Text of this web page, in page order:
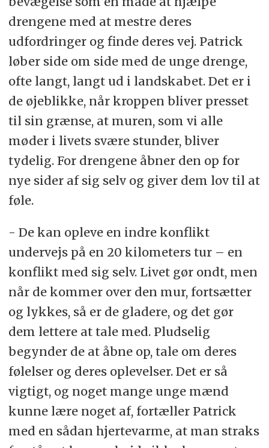
drengene med at mestre deres
udfordringer og finde deres vej. Patrick
løber side om side med de unge drenge,
ofte langt, langt ud i landskabet. Det er i
de øjeblikke, når kroppen bliver presset
til sin grænse, at muren, som vi alle
møder i livets svære stunder, bliver
tydelig. For drengene åbner den op for
nye sider af sig selv og giver dem lov til at
føle.
- De kan opleve en indre konflikt
undervejs på en 20 kilometers tur – en
konflikt med sig selv. Livet gør ondt, men
når de kommer over den mur, fortsætter
og lykkes, så er de gladere, og det gør
dem lettere at tale med. Pludselig
begynder de at åbne op, tale om deres
følelser og deres oplevelser. Det er så
vigtigt, og noget mange unge mænd
kunne lære noget af, fortæller Patrick
med en sådan hjertevarme, at man straks